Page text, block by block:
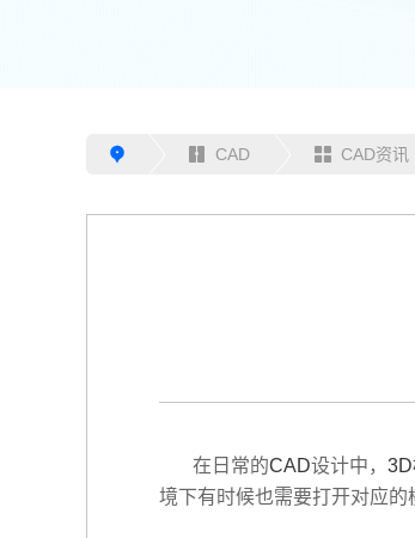
CAD CAD资讯
在日常的CAD设计中，
境下有时候也需要打开对应